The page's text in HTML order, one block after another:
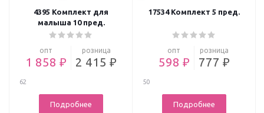
4395 Комплект для
малыша 10 пред.
опт
1 858 ₽
розница
2 415 ₽
62
Подробнее
17534 Комплект 5 пред.
опт
598 ₽
розница
777 ₽
50
Подробнее